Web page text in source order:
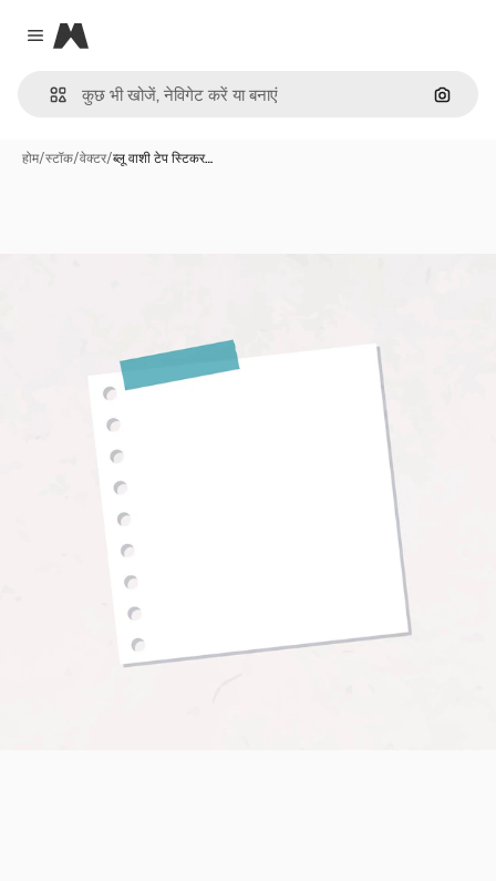
Close menu
Magnific
इमेज से
होम/स्टॉक/वेक्टर/ब्लू वाशी टेप स्टिकर…